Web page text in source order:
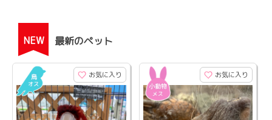
NEW 最新のペット
お気に入り お気に入り